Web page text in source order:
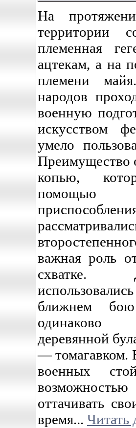
На
территории
племенная
ацтекам, а на
племени
народов
военную
искусством
умело
Преимущество
копью,
помощью
важная роль
схватке.
ближнем
одинаково
деревянной
— томагавком.
военных
оттачивать
время... Читать